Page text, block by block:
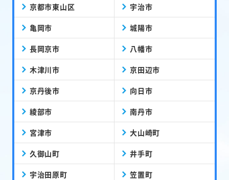
京都市東山区 宇治市
亀岡市 城陽市
長岡京市 八幡市
木津川市 京田辺市
京丹後市 向日市
綾部市 南丹市
宮津市 大山崎町
久御山町 井手町
宇治田原町 笠置町